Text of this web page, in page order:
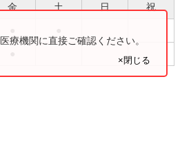
金 土 日 祝
療機関に直接ご確認ください。
×閉じる